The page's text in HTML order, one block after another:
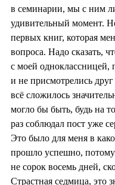
в семинарии, мы с ним
удивительный момент.
первых книг, которая
вопроса. Надо сказать,
с моей одноклассницей,
и не присмотрелись
всё сложилось
могло бы быть, будь на
раз соблюдал пост уже
Это было для меня в
прошло успешно,
не сорок восемь дней,
Страстная седмица, это